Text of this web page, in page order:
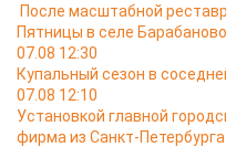
После масштабной
Пятницы в селе Барабаново
07.08 12:30
Купальный сезон в
07.08 12:10
Установкой главной
фирма из Санкт-Петербурга